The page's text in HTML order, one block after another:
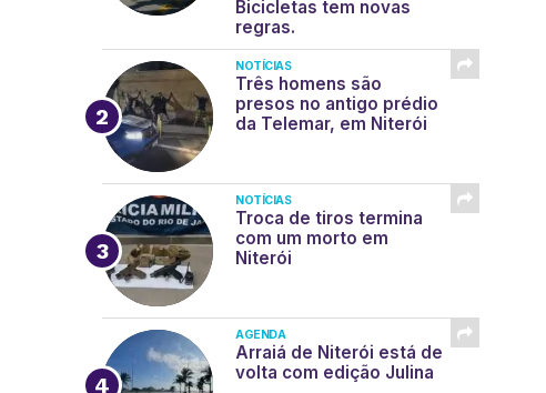
Bicicletas tem novas
regras.
NOTÍCIAS
Três homens são
presos no antigo prédio
da Telemar, em Niterói
NOTÍCIAS
Troca de tiros termina
com um morto em
Niterói
AGENDA
Arraiá de Niterói está de
volta com edição Julina